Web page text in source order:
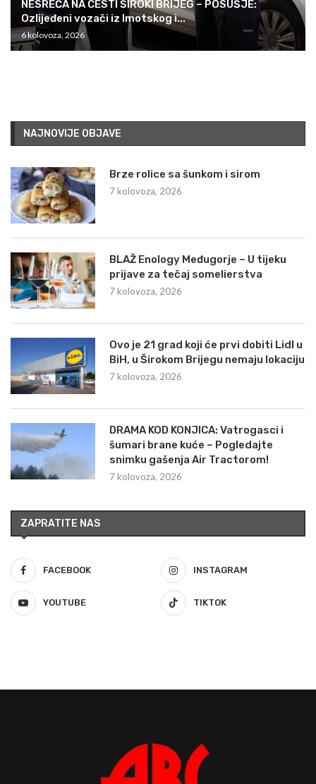
NESREĆA NA CESTI ŠIROKI BRIJEG – POSUŠJE:
Ozlijeđeni vozači iz Imotskog i...
6 kolovoza, 2026
NAJNOVIJE OBJAVE
Brze rolice sa šunkom i sirom
7 kolovoza, 2026
BLAŽ Enology Međugorje – U tijeku
prijave za tečaj somelierstva
7 kolovoza, 2026
Ovo je 21 grad koji će prvi dobiti Lidl u
BiH, u Širokom Brijegu nemaju lokaciju
7 kolovoza, 2026
DRAMA KOD KONJICA: Vatrogasci i
šumari brane kuće – Pogledajte
snimku gašenja Air Tractorom!
7 kolovoza, 2026
ZAPRATITE NAS
FACEBOOK INSTAGRAM
YOUTUBE TIKTOK